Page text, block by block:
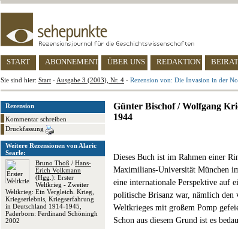
START ABONNEMENT ÜBER UNS REDAKTION BEIRAT
Sie sind hier: Start - Ausgabe 3 (2003), Nr. 4 - Rezension von: Die Invasion in der
Rezension
Kommentar schreiben
Druckfassung
Weitere Rezensionen von Alaric
Searle:
Bruno Thoß / Hans-
Erich Volkmann
(Hgg.): Erster
Weltkrieg - Zweiter
Weltkrieg: Ein Vergleich. Krieg,
Kriegserlebnis, Kriegserfahrung
in Deutschland 1914-1945,
Paderborn: Ferdinand Schöningh
2002
Günter Bischof / Wolfgang
1944
Dieses Buch ist im Rahmen einer
Maximilians-Universität München
eine internationale Perspektive auf
politische Brisanz war, nämlich den
Weltkrieges mit großem Pomp
Schon aus diesem Grund ist es